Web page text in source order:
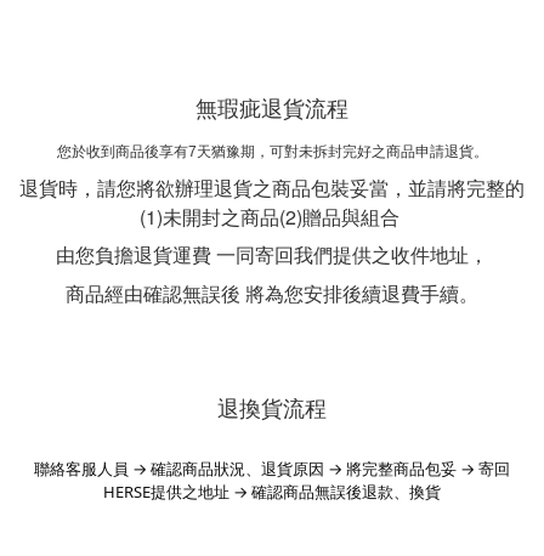
無瑕疵退貨流程
您於收到商品後享有7天猶豫期，可對未拆封完好之商品申請退貨。
退貨時，請您將欲辦理退貨之商品包裝妥當，並請將完整的
(1)未開封之商品(2)贈品與組合
由您負擔退貨運費 一同寄回我們提供之收件地址，
商品經由確認無誤後 將為您安排後續退費手續。
退換貨流程
聯絡客服人員 → 確認商品狀況、退貨原因 → 將完整商品包妥 → 寄回
HERSE提供之地址 → 確認商品無誤後退款、換貨